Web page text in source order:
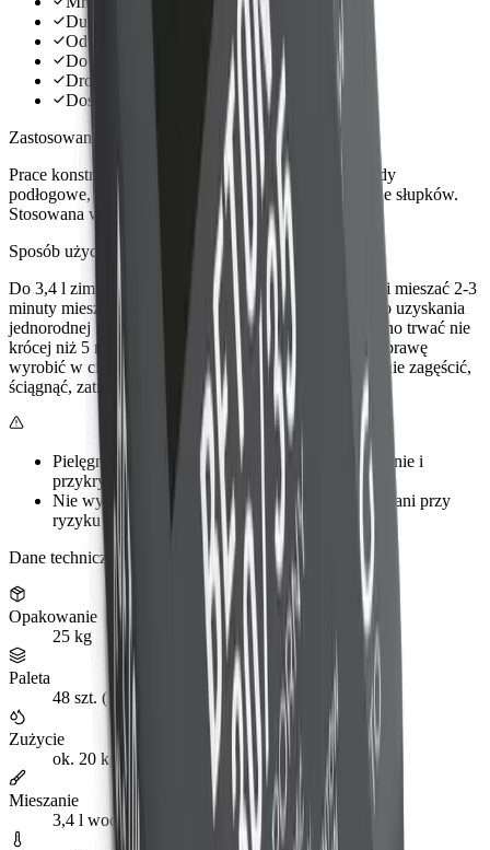
Duża wytrzymałość
Odporna na warunki atmosferyczne
Do prac wewnętrznych i zewnętrznych
Drobne uziarnienie 0-4 mm
Dostępny także luzem w technice silosowej
Zastosowanie
Prace konstrukcyjne, naprawcze i remontowe, podkłady
podłogowe, posadzki, mury, nadproża, belki, kotwienie słupków.
Stosowana wewnątrz i na zewnątrz budynków.
Sposób użycia
Do 3,4 l zimnej wody wsypać zawartość worka 25 kg i mieszać 2-3
minuty mieszadłem mechanicznym lub w betoniarce do uzyskania
jednorodnej konsystencji. Efektywne mieszanie powinno trwać nie
krócej niż 5 min od dodania całej wody zarobowej. Zaprawę
wyrobić w ciągu około 1 godziny. Po nałożeniu starannie zagęścić,
ściągnąć, zatrzeć i wygładzić powierzchnię.
Pielęgnacja wilgotnościowa przez 3-7 dni, zwilżanie i
przykrycie powierzchni.
Nie wykonywać prac na przemrożonym podłożu ani przy
ryzyku przymrozków.
Dane techniczne
Opakowanie
25 kg
Paleta
48 szt. (1200 kg)
Zużycie
ok. 20 kg/m² przy grubości 1 cm (min. 10 mm)
Mieszanie
3,4 l wody na worek 25 kg (≈ 0,13-0,14 l/kg)